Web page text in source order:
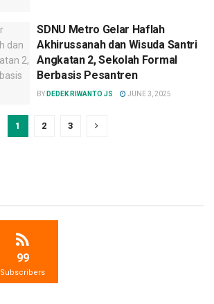
SDNU Metro Gelar Haflah
Akhirussanah dan Wisuda Santri
Angkatan 2, Sekolah Formal
Berbasis Pesantren
BY DEDEK RIWANTO JS JUNE 3, 2025
1 2 3
99
Subscribers